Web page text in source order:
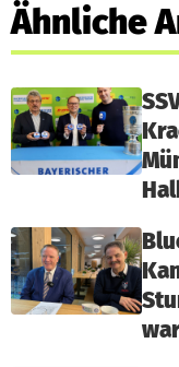
Ähnliche